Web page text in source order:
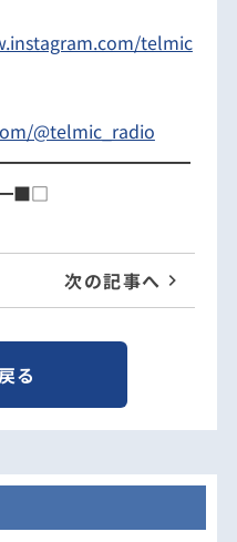
telmic
@telmic_radio
次の記事へ
る